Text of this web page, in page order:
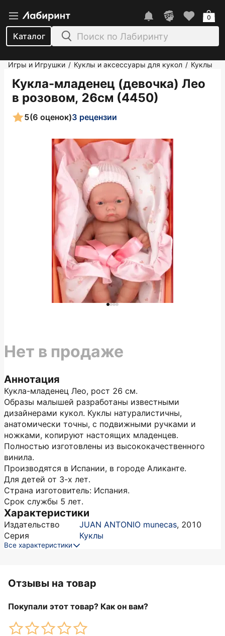
Каталог
0
Игры и Игрушки / Куклы и аксессуары для кукол / Куклы
Кукла-младенец (девочка) Лео
в розовом, 26см (4450)
5(6 оценок)3 рецензии
Аннотация
Кукла-младенец Лео, рост 26 см.
Образы малышей разработаны известными
дизайнерами кукол. Куклы натуралистичны,
анатомически точны, с подвижными ручками и
ножками, копируют настоящих младенцев.
Полностью изготовлены из высококачественного
винила.
Производятся в Испании, в городе Аликанте.
Для детей от 3-х лет.
Страна изготовитель: Испания.
Срок службы 5 лет.
Характеристики
Издательство JUAN ANTONIO munecas, 2010
Серия
Куклы
Все характеристики
Нет в продаже
Отзывы на товар
Покупали этот товар? Как он вам?